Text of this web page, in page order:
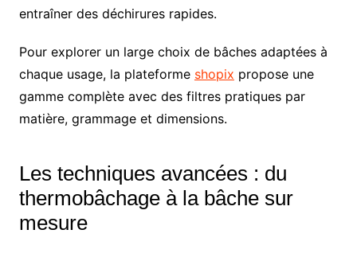
entraîner des déchirures rapides.
Pour explorer un large choix de bâches adaptées à
chaque usage, la plateforme shopix propose une
gamme complète avec des filtres pratiques par
matière, grammage et dimensions.
Les techniques avancées : du
thermobâchage à la bâche sur
mesure